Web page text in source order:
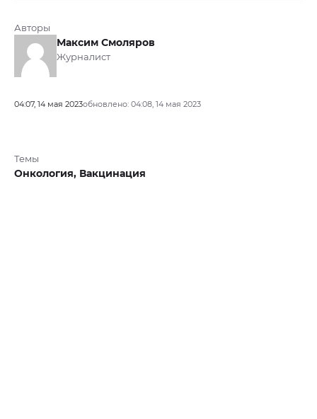
Авторы
Максим Смоляров
Журналист
04:07, 14 мая 2023обновлено: 04:08, 14 мая 2023
Темы
Онкология, Вакцинация